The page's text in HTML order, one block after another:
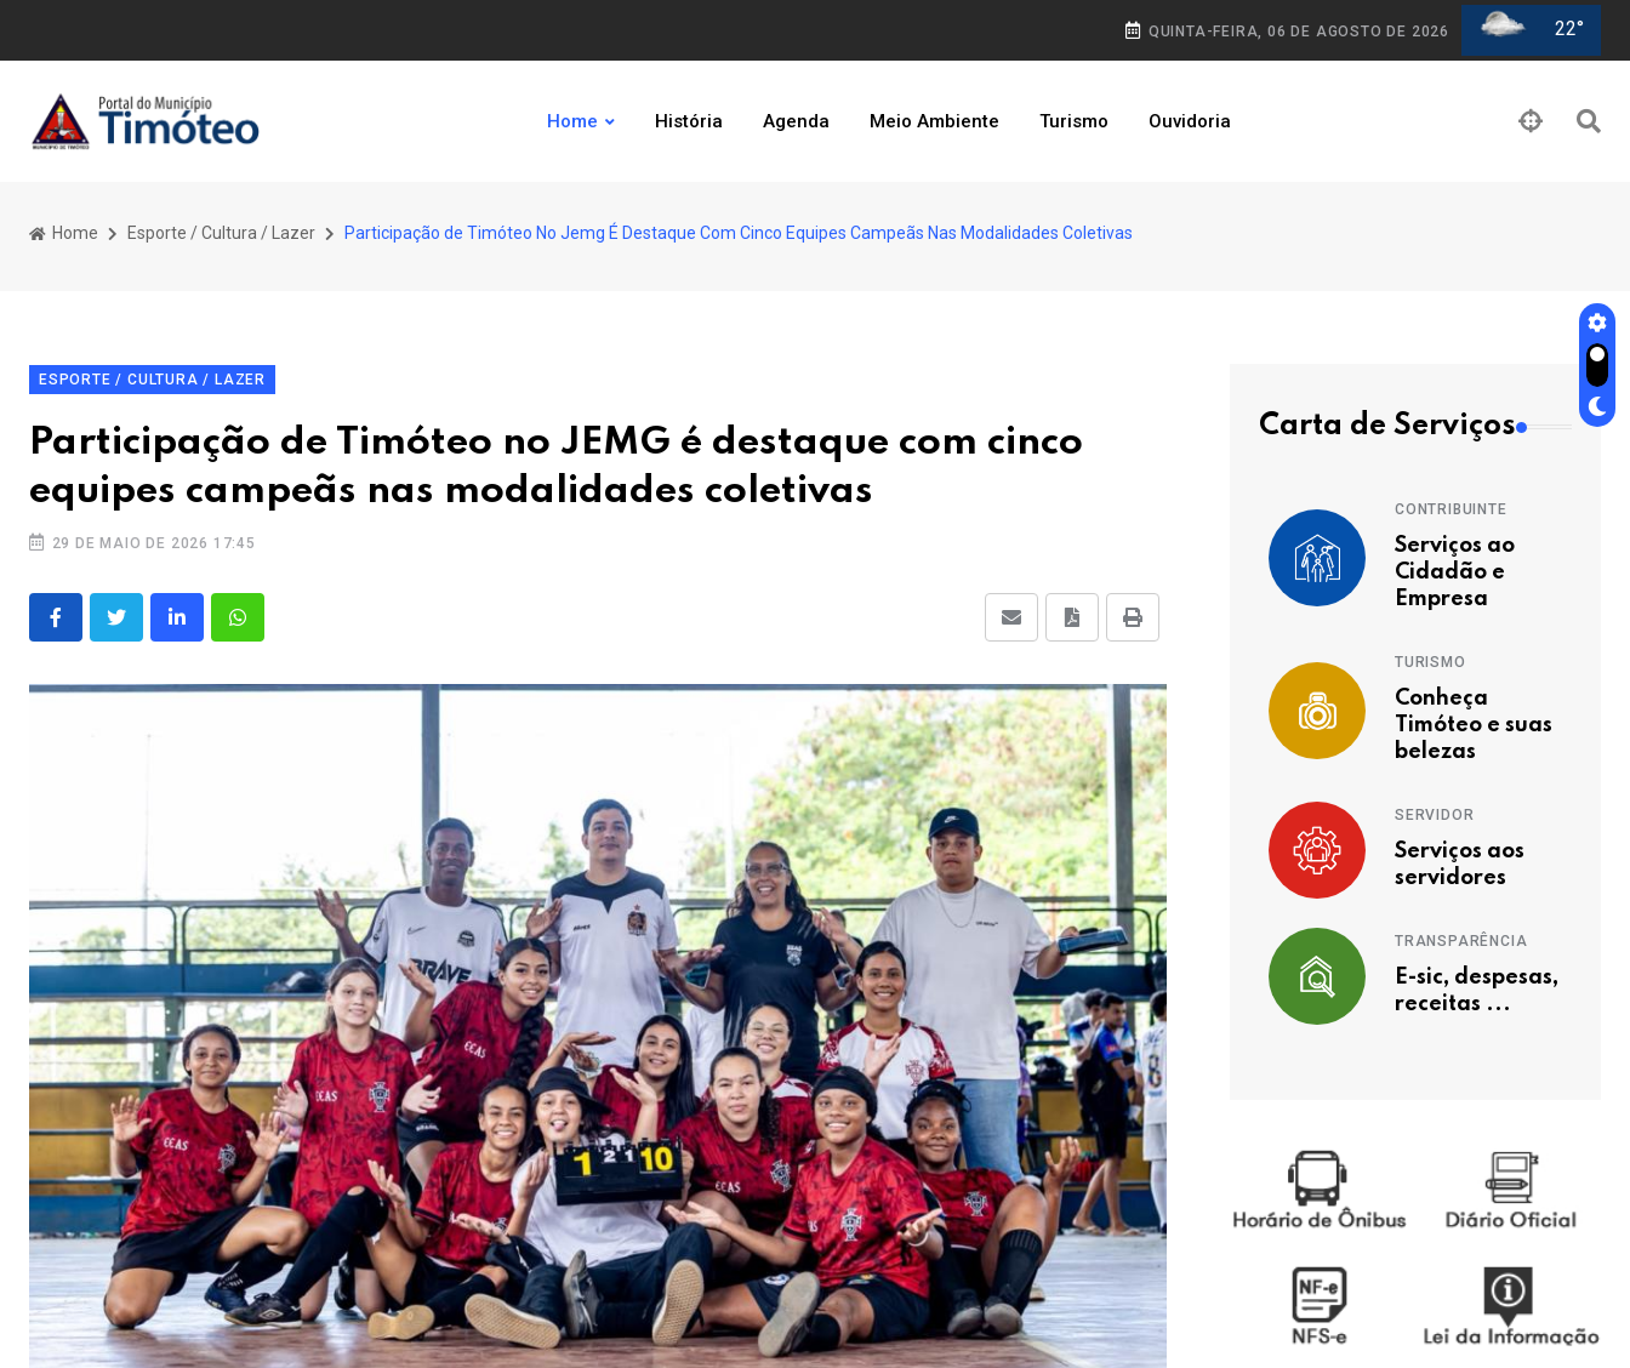
QUINTA-FEIRA, 06 DE AGOSTO DE 2026 22°
Home História Agenda Meio Ambiente Turismo Ouvidoria
Home Esporte / Cultura / Lazer Participação de Timóteo No Jemg É Destaque Com Cinco Equipes Campeãs Nas Modalidades Coletivas
ESPORTE / CULTURA / LAZER
Participação de Timóteo no JEMG é destaque com cinco
equipes campeãs nas modalidades coletivas
29 DE MAIO DE 2026 17:45
Carta de Serviços
CONTRIBUINTE
Serviços ao
Cidadão e
Empresa
TURISMO
Conheça
Timóteo e suas
belezas
SERVIDOR
Serviços aos
servidores
TRANSPARÊNCIA
E-sic, despesas,
receitas ...